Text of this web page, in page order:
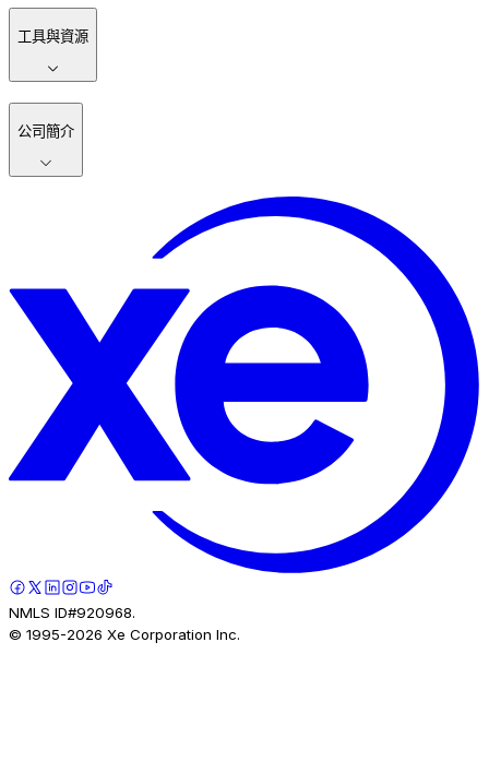
工具與資源
公司簡介
NMLS ID#920968.
© 1995-2026 Xe Corporation Inc.